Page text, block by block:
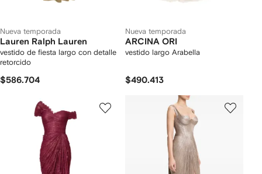
Nueva temporada
Lauren Ralph Lauren
vestido de fiesta largo con detalle
retorcido
$586.704
Nueva temporada
ARCINA ORI
vestido largo Arabella
$490.413